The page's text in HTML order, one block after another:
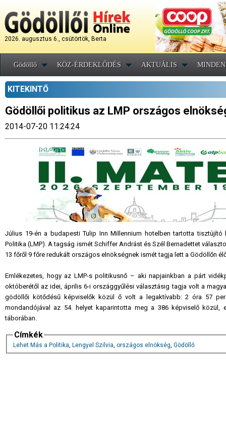
2026. augusztus 6., csütörtök, Berta
Gödöllő KÖZ-ÉRDEKLŐDÉS AKTUÁLIS
KITEKINTŐ
Gödöllői politikus az LMP országos
2014-07-20 11:24:24
Július 19-én a budapesti Tulip Inn Millennium hotelben tartotta
Politika (LMP). A tagság ismét Schiffer Andrást és Szél Bernadettet
13 főről 9 főre redukált országos elnökségnek ismét tagja lett a Gödöllőn
Emlékezetes, hogy az LMP-s politikusnő – aki napjainkban a párt
októberétől az idei, április 6-i országgyűlési választásig tagja volt a
gödöllői kötődésű képviselők közül ő volt a legaktívabb: 2 óra 57
mondandójával az 54. helyet kaparintotta meg a 386 képviselő közül,
táborában.
Címkék
Lehet Más a Politika, Lengyel Szilvia, országos elnökség, Gödöllő